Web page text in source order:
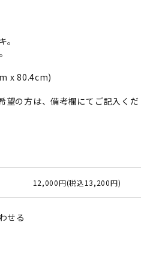
x 80.4cm)
望の方は、備考欄にてご記入くだ
12,000円(税込13,200円)
せる